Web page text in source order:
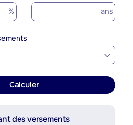
% ans
Calculer
des versements